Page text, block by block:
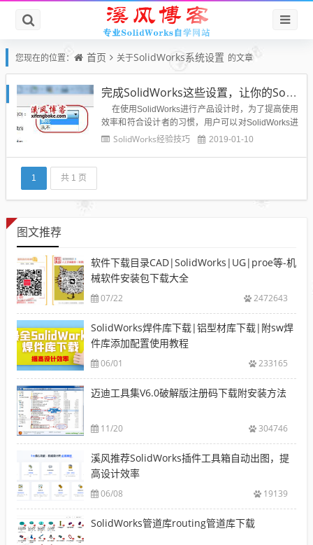
您现在的位置： 首页 关于SolidWorks系统设置 的文章
完成SolidWorks这些设置，让你的SolidWorks更好用
在使用SolidWorks进行产品设计时，为了提高使用
效率和符合设计者的习惯，用户可以对SolidWorks进
行用户化设置。本文将介绍自定义SolidWorks的一些
SolidWorks经验技巧 2019-01-10
1 共 1 页
图文推荐
软件下载目录CAD|SolidWorks|UG|proe等-机
械软件安装包下载大全
07/22 2472643
SolidWorks焊件库下载|铝型材库下载|附sw焊
件库添加配置使用教程
06/01 233165
迈迪工具集V6.0破解版注册码下载附安装方法
11/20 304746
溪风推荐SolidWorks插件工具箱自动出图，提
高设计效率
06/08 19139
SolidWorks管道库routing管道库下载